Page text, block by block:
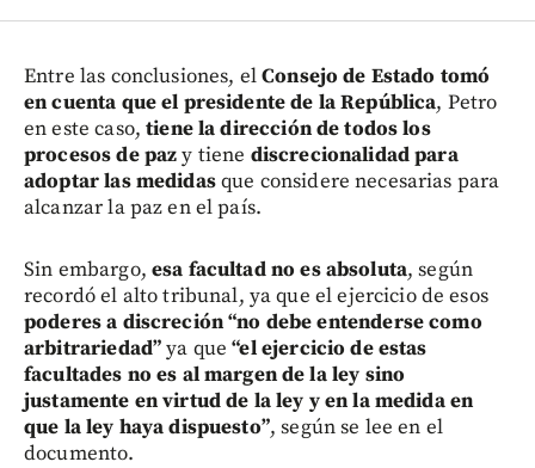
Entre las conclusiones, elConsejo de Estado tomó
en cuenta que el presidente de la República, Petro
en este caso,tiene la dirección de todos los
procesos de pazy tiene discrecionalidad para
adoptar las medidasque considere necesarias para
alcanzar la paz en el país.
Sin embargo, esa facultad no es absoluta, según
recordó el alto tribunal, ya que el ejercicio de esos
poderes a discreción “no debe entenderse como
arbitrariedad”ya que“el ejercicio de estas
facultades no es al margen de la ley sino
justamente en virtud de la ley y en la medida en
que la ley haya dispuesto”, según se lee en el
documento.